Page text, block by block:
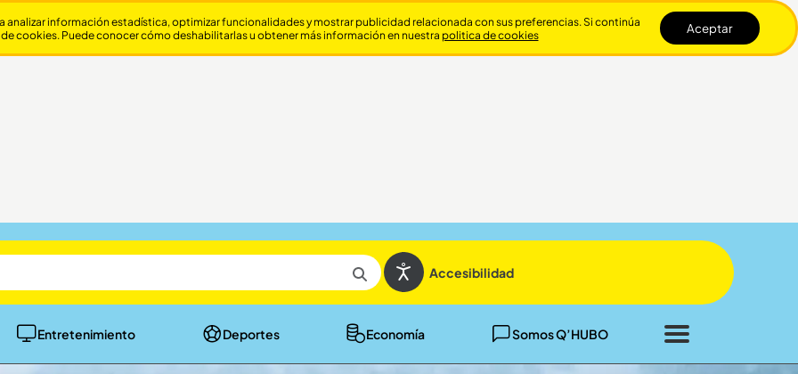
Accesibilidad
Entretenimiento Deportes Economía Somos Q’HUBO
Cerrar
información estadística, optimizar funcionalidades y mostrar publicidad relacionada con sus preferencias. Si continúa
cookies. Puede conocer cómo deshabilitarlas u obtener más información en nuestra politica de cookies Aceptar